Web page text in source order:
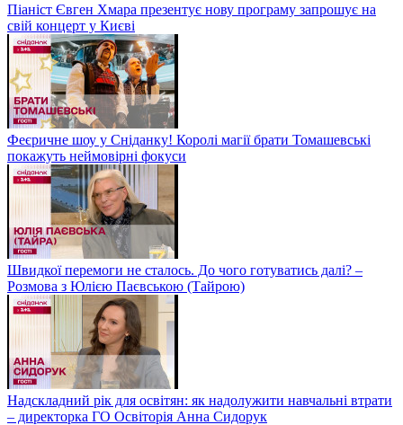
Піаніст Євген Хмара презентує нову програму запрошує на
свій концерт у Києві
Феєричне шоу у Сніданку! Королі магії брати Томашевські
покажуть неймовірні фокуси
Швидкої перемоги не сталось. До чого готуватись далі? –
Розмова з Юлією Паєвською (Тайрою)
Надскладний рік для освітян: як надолужити навчальні втрати
– директорка ГО Освіторія Анна Сидорук